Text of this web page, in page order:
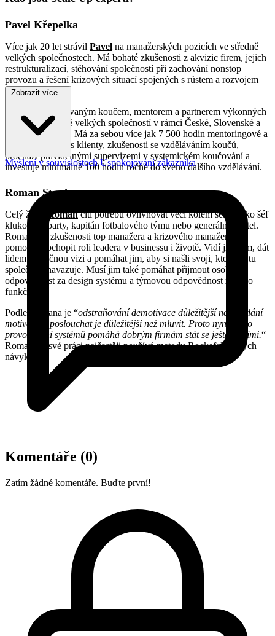
Pavel Křepelka
Více jak 20 let strávil Pavel na manažerských pozicích ve středně
velkých společnostech. Má bohaté zkušenosti z akvizic firem, jejich
restrukturalizací, stěhování společností při zachování nonstop
provozu a řešení krizových situací spojených s růstem a rozvojem
SME firem.
Pavel je akreditovaným koučem, mentorem a partnerem výkonných
manažerů středně velkých společností v rámci České, Slovenské a
Polské republiky. Má za sebou více jak 7 500 hodin mentoringové a
koučovací práce s klienty, zkušenosti se vzděláváním koučů,
prochází pravidelnými supervizemi v systemickém koučování a
investuje minimálně 100 hodin ročně do svého dalšího vzdělávání.
Roman Stupka
Celý život Romancítí potřebu ovlivňovat věci kolem sebe. Jako šéf
klukovské party, kapitán fotbalového týmu nebo generální ředitel.
Romanovy zkušenosti top manažera a krizového manažera mu
pomohly pochopit roli leadera v businessu i životě. Vidí ji v tom, dát
lidem společnou vizi a pomáhat jim, aby si našli svoji, která na tu
společnou navazuje. Musí jim také pomáhat přijmout osobní
odpovědnost za design systému a týmovou odpovědnost za jeho
funkčnost.
Podle Romana je “odstraňování demotivace důležitější než hledání
motivace a poslouchat je důležitější než mluvit. Proto nyní místo
provozování systémů pomáhá dobrým firmám stát se ještě lepšími.“
Roman při své práci nejčastěji používá metodu Rockefellerových
návyků.
Zobrazit více...
Myšlení v souvislostech Uspokojování zákazníka
Komentáře (0)
Zatím žádné komentáře. Buďte první!